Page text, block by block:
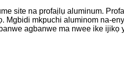
site na profaịlụ aluminum.
mkpuchi aluminom na-
agbanwe ma nwee ike